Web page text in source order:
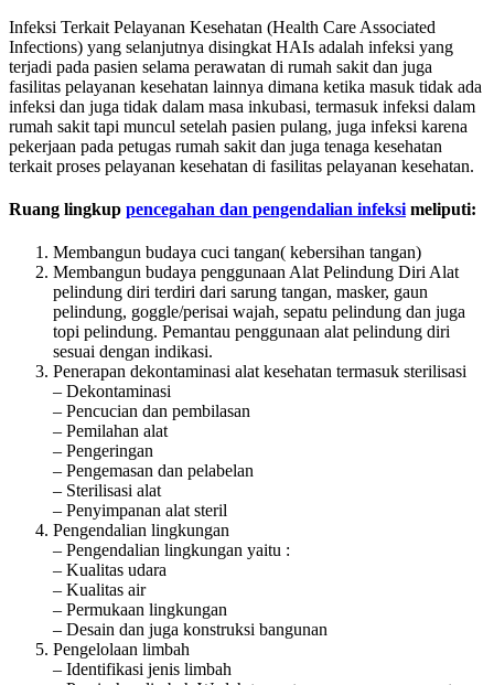
Infeksi Terkait Pelayanan Kesehatan (Health Care Associated
Infections) yang selanjutnya disingkat HAIs adalah infeksi yang
terjadi pada pasien selama perawatan di rumah sakit dan juga
fasilitas pelayanan kesehatan lainnya dimana ketika masuk tidak ada
infeksi dan juga tidak dalam masa inkubasi, termasuk infeksi dalam
rumah sakit tapi muncul setelah pasien pulang, juga infeksi karena
pekerjaan pada petugas rumah sakit dan juga tenaga kesehatan
terkait proses pelayanan kesehatan di fasilitas pelayanan kesehatan.
Ruang lingkup pencegahan dan pengendalian infeksi meliputi:
Membangun budaya cuci tangan( kebersihan tangan)
Membangun budaya penggunaan Alat Pelindung Diri Alat
pelindung diri terdiri dari sarung tangan, masker, gaun
pelindung, goggle/perisai wajah, sepatu pelindung dan juga
topi pelindung. Pemantau penggunaan alat pelindung diri
sesuai dengan indikasi.
Penerapan dekontaminasi alat kesehatan termasuk sterilisasi
– Dekontaminasi
– Pencucian dan pembilasan
– Pemilahan alat
– Pengeringan
– Pengemasan dan pelabelan
– Sterilisasi alat
– Penyimpanan alat steril
Pengendalian lingkungan
– Pengendalian lingkungan yaitu :
– Kualitas udara
– Kualitas air
– Permukaan lingkungan
– Desain dan juga konstruksi bangunan
Pengelolaan limbah
– Identifikasi jenis limbah